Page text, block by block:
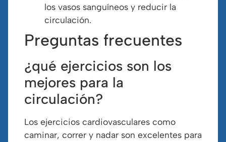
los vasos sanguíneos y reducir la
circulación.
Preguntas frecuentes
¿qué ejercicios son los
mejores para la
circulación?
Los ejercicios cardiovasculares como
caminar, correr y nadar son excelentes para